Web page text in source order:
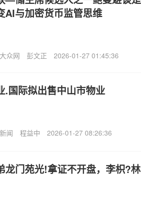
AI与加密货币监管思维
众网 彭文正 2026-01-27 01:45:36
.国际拟出售中山市物业
闻 程益中 2026-01-27 08:26:36
龙门苑光!拿证不开盘，李枳?